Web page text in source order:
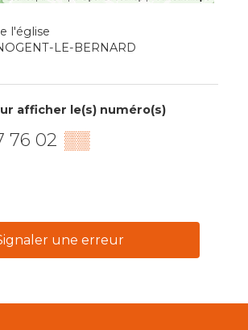
l'église
LE-BERNARD
afficher le(s) numéro(s)
76 02 ▒▒
une erreur